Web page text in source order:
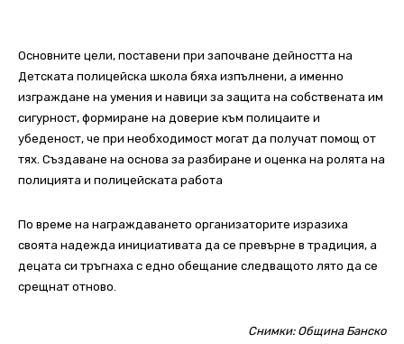
Основните цели, поставени при започване дейността на
Детската полицейска школа бяха изпълнени, а именно
изграждане на умения и навици за защита на собствената им
сигурност, формиране на доверие към полицаите и
убеденост, че при необходимост могат да получат помощ от
тях. Създаване на основа за разбиране и оценка на ролята на
полицията и полицейската работа
По време на награждаването организаторите изразиха
своята надежда инициативата да се превърне в традиция, а
децата си тръгнаха с едно обещание следващото лято да се
срещнат отново.
Снимки: Община Банско